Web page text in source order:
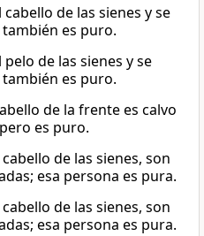
cabello de las sienes y se
es puro.
pelo de las sienes y se
es puro.
de la frente es calvo
es puro.
de las sienes, son
esa persona es pura.
de las sienes, son
esa persona es pura.